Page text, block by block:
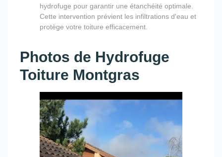
hydrofuge pour garantir une étanchéité optimale.
Cette intervention prévient les infiltrations d'eau et
protège votre toiture efficacement.
Photos de Hydrofuge
Toiture Montgras